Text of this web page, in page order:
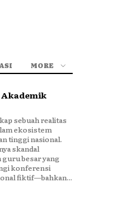
MORE
fiktif—bahkan...